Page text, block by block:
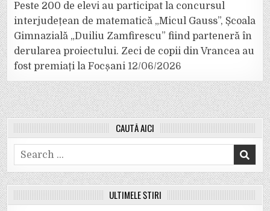
Peste 200 de elevi au participat la concursul
interjudețean de matematică „Micul Gauss”, Școala
Gimnazială „Duiliu Zamfirescu” fiind parteneră în
derularea proiectului. Zeci de copii din Vrancea au
fost premiați la Focșani 12/06/2026
CAUTĂ AICI
Search
for:
ULTIMELE ȘTIRI